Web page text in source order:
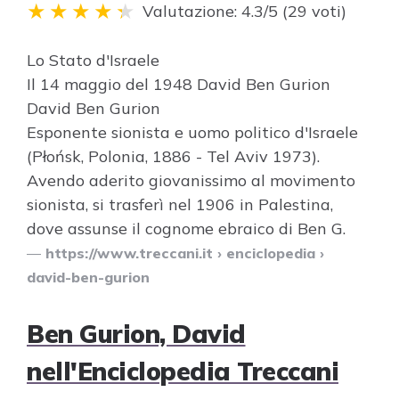
Valutazione: 4.3/5 (29 voti)
Lo Stato d'Israele
Il 14 maggio del 1948 David Ben Gurion
David Ben Gurion
Esponente sionista e uomo politico d'Israele
(Płońsk, Polonia, 1886 - Tel Aviv 1973).
Avendo aderito giovanissimo al movimento
sionista, si trasferì nel 1906 in Palestina,
dove assunse il cognome ebraico di Ben G.
https://www.treccani.it › enciclopedia ›
david-ben-gurion
Ben Gurion, David
nell'Enciclopedia Treccani